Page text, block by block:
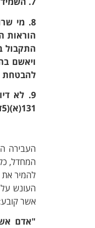
8. מי
התקבול
ויאשם
להבטחת
131(א)(5ד) או (ב1), או (ז)."
המחדל,
להמיר את
אשר
"אדם